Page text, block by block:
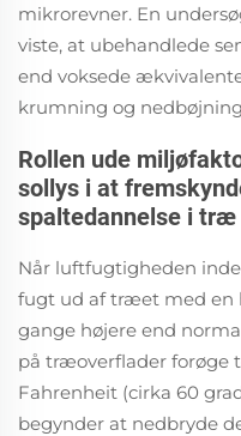
mikrorevner. En
viste, at ubehandlede
end voksede
krumning og
Rollen ude
sollys i at
spaltedannelse i træ
Når luftfugtigheden
fugt ud af træet med en
gange højere end
på træoverflader forøge
Fahrenheit (cirka 60
begynder at nedbryde